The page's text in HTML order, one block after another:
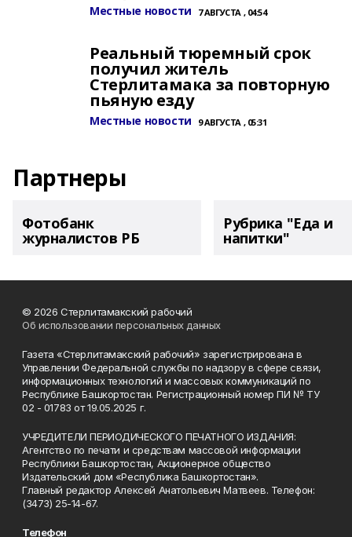
Местные новости 7 АВГУСТА , 04:54
Реальный тюремный срок
получил житель
Стерлитамака за повторную
пьяную езду
Местные новости 9 АВГУСТА , 05:31
Партнеры
Фотобанк
журналистов РБ
Рубрика "Еда и
напитки"
© 2026 Стерлитамакский рабочий
Об использовании персональных данных
Газета «Стерлитамакский рабочий» зарегистрирована в
Управлении Федеральной службы по надзору в сфере связи,
информационных технологий и массовых коммуникаций по
Республике Башкортостан. Регистрационный номер ПИ № ТУ
02 - 01783 от 19.05.2025 г.
УЧРЕДИТЕЛИ ПЕРИОДИЧЕСКОГО ПЕЧАТНОГО ИЗДАНИЯ:
Агентство по печати и средствам массовой информации
Республики Башкортостан, Акционерное общество
Издательский дом «Республика Башкортостан».
Главный редактор Алексей Анатольевич Матвеев. Телефон:
(3473) 25-14-67.
Телефон